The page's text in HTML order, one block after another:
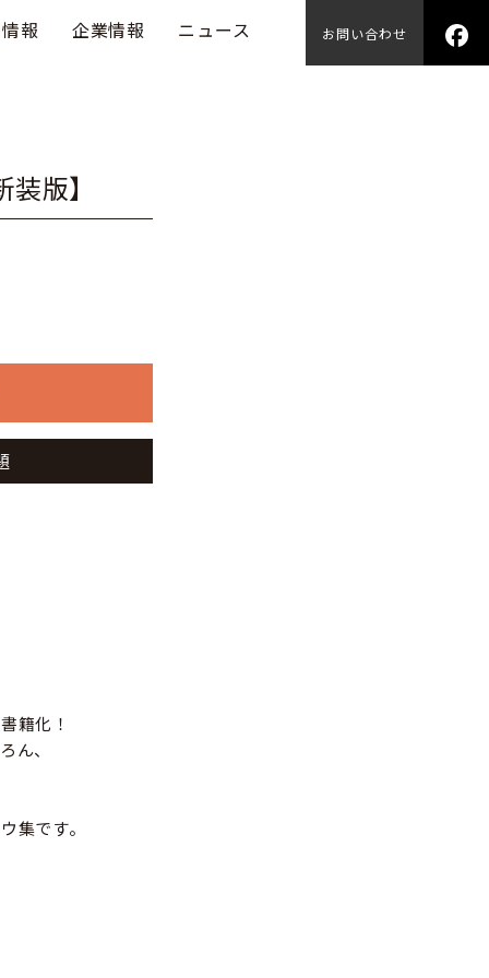
報 企業情報 ニュース お問い合わせ
版】
籍化！
ん、
集です。